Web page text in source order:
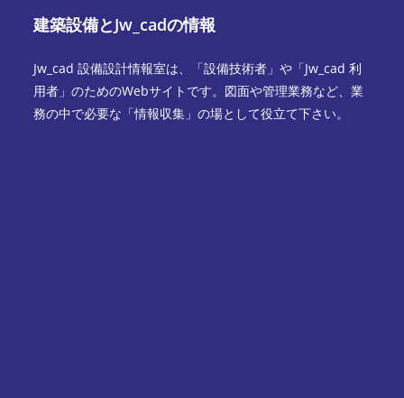
建築設備とJw_cadの情報
Jw_cad 設備設計情報室は、「設備技術者」や「Jw_cad 利
用者」のためのWebサイトです。図面や管理業務など、業
務の中で必要な「情報収集」の場として役立て下さい。